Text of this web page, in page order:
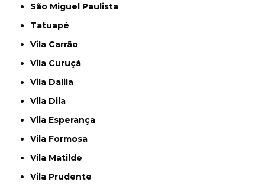
São Miguel Paulista
Tatuapé
Vila Carrão
Vila Curuçá
Vila Dalila
Vila Dila
Vila Esperança
Vila Formosa
Vila Matilde
Vila Prudente